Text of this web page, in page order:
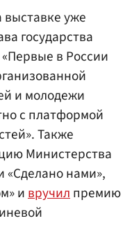
уже
государства
в России
и молодежи
с платформой
Также
Министерства
«Сделано нами»,
ивручилпремию